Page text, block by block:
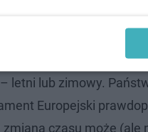
negatywny wpływ na
ponownie podjął
ustawy, zgodnie z
letni lub zimowy.
Europejski
czasu może (ale